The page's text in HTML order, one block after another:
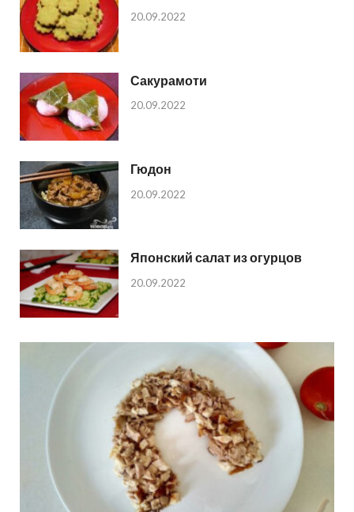
20.09.2022
Сакурамоти
20.09.2022
Гюдон
20.09.2022
Японский салат из огурцов
20.09.2022